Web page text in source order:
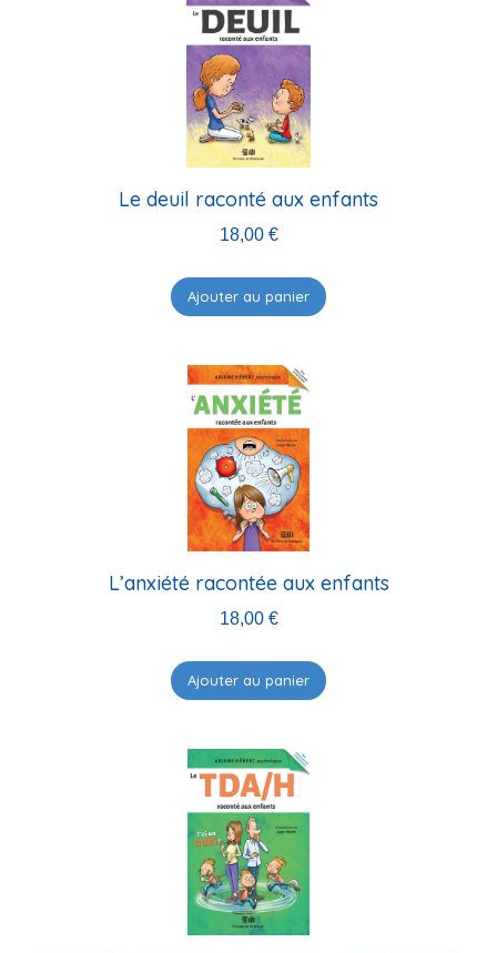
Le deuil raconté aux enfants
18,00 €
Ajouter au panier
L’anxiété racontée aux enfants
18,00 €
Ajouter au panier